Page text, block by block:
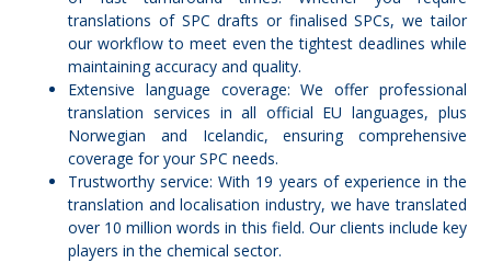
translations of SPC drafts or finalised SPCs, we tailor
our workflow to meet even the tightest deadlines while
maintaining accuracy and quality.
Extensive language coverage: We offer professional
translation services in all official EU languages, plus
Norwegian and Icelandic, ensuring comprehensive
coverage for your SPC needs.
Trustworthy service: With 19 years of experience in the
translation and localisation industry, we have translated
over 10 million words in this field. Our clients include key
players in the chemical sector.